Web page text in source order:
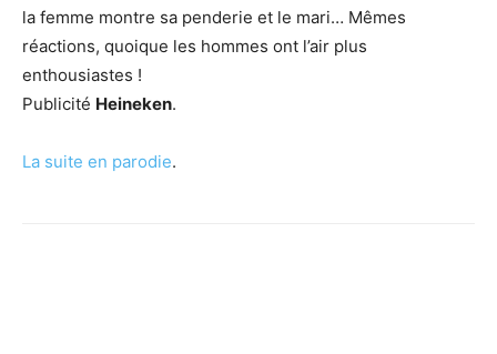
la femme montre sa penderie et le mari… Mêmes
réactions, quoique les hommes ont l’air plus
enthousiastes !
Publicité Heineken.
La suite en parodie.